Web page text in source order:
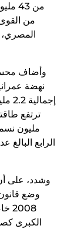
من القوى
المصري،
وأضاف
مليون
وشدد، على
وضع
الكبرى